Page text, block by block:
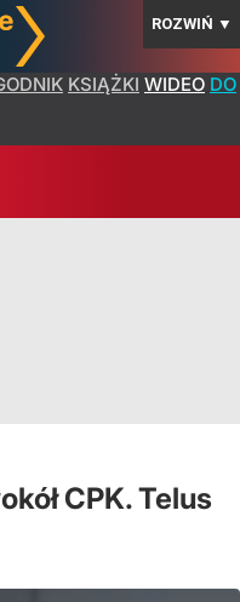
ROZWIŃ ▼
KSIĄŻKI WIDEO DO
CPK. Telus